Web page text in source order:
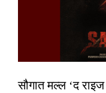
सौगात मल्ल ‘द